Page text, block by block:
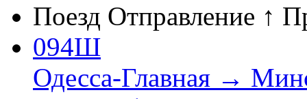
Поезд Отправление ↑
094Ш
Одесса-Главная →